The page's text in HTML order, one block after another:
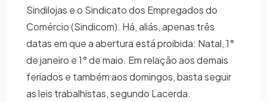
Sindilojas e o Sindicato dos Empregados do
Comércio (Sindicom). Há, aliás, apenas três
datas em que a abertura está proibida: Natal, 1°
de janeiro e 1° de maio. Em relação aos demais
feriados e também aos domingos, basta seguir
as leis trabalhistas, segundo Lacerda.